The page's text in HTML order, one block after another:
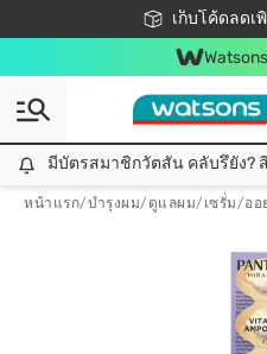
เก็บโค้ดลดเ
ชอปออนไลน์ครั้งแ
📦ส่งฟรี!
สมาชิกวัต
มีบัตรสมาชิกวัตสัน คลับรึยัง?
หน้าแรก/บำรุงผม/ ดูแลผม/ เซรั่ม/ออ